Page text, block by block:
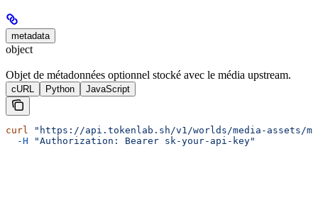
metadata
object
Objet de métadonnées optionnel stocké avec le média upstream.
cURL Python JavaScript
curl "https://api.tokenlab.sh/v1/worlds/media-assets/
  -H
"Authorization: Bearer sk-your-api-key"